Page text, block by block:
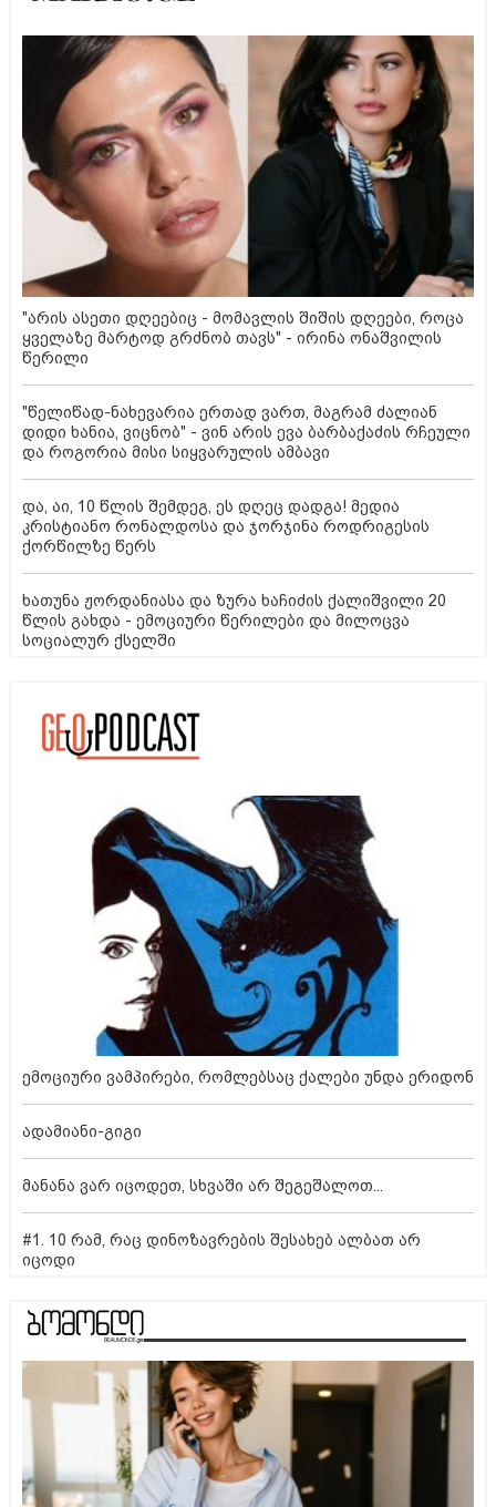
"არის ასეთი დღეებიც - მომავლის შიშის დღეები, როცა
ყველაზე მარტოდ გრძნობ თავს" - ირინა ონაშვილის
წერილი
"წელიწად-ნახევარია ერთად ვართ, მაგრამ ძალიან
დიდი ხანია, ვიცნობ" - ვინ არის ევა ბარბაქაძის რჩეული
და როგორია მისი სიყვარულის ამბავი
და, აი, 10 წლის შემდეგ, ეს დღეც დადგა! მედია
კრისტიანო რონალდოსა და ჯორჯინა როდრიგესის
ქორწილზე წერს
ხათუნა ჟორდანიასა და ზურა ხაჩიძის ქალიშვილი 20
წლის გახდა - ემოციური წერილები და მილოცვა
სოციალურ ქსელში
ემოციური ვამპირები, რომლებსაც ქალები უნდა ერიდონ
ადამიანი-გიგი
მანანა ვარ იცოდეთ, სხვაში არ შეგეშალოთ...
#1. 10 რამ, რაც დინოზავრების შესახებ ალბათ არ
იცოდი